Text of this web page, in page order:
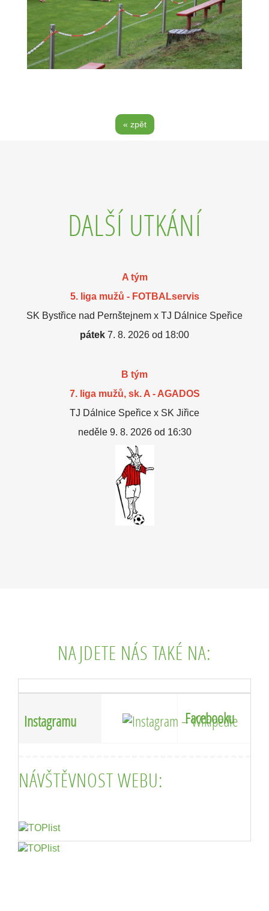
« zpět
DALŠÍ UTKÁNÍ
A tým
5. liga mužů - FOTBALservis
SK Bystřice nad Pernštejnem x TJ Dálnice Speřice
pátek 7. 8. 2026 od 18:00
B tým
7. liga mužů, sk. A - AGADOS
TJ Dálnice Speřice x SK Jiřice
neděle 9. 8. 2026 od 16:30
NAJDETE NÁS TAKÉ NA:
Instagramu Facebooku
NÁVŠTĚVNOST WEBU: